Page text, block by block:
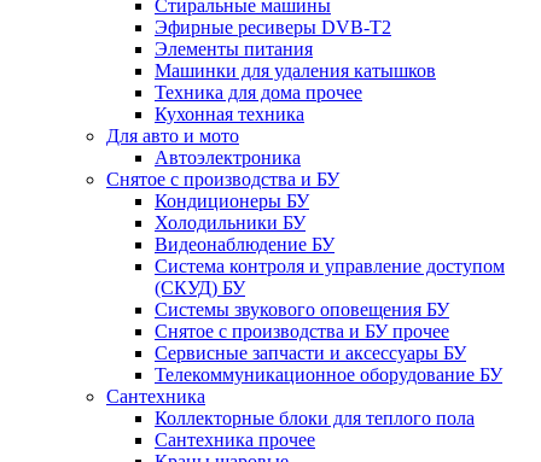
Стиральные машины
Эфирные ресиверы DVB-T2
Элементы питания
Машинки для удаления катышков
Техника для дома прочее
Кухонная техника
Для авто и мото
Автоэлектроника
Снятое с производства и БУ
Кондиционеры БУ
Холодильники БУ
Видеонаблюдение БУ
Система контроля и управление доступом
(СКУД) БУ
Системы звукового оповещения БУ
Снятое с производства и БУ прочее
Сервисные запчасти и аксессуары БУ
Телекоммуникационное оборудование БУ
Сантехника
Коллекторные блоки для теплого пола
Сантехника прочее